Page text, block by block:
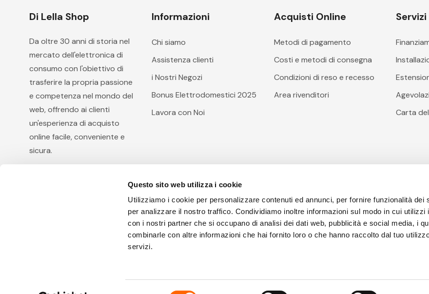
Questo sito web utilizza i cookie
Utilizziamo i cookie per personalizzare contenuti ed annunci, per fornire funzionalità dei
per analizzare il nostro traffico. Condividiamo inoltre informazioni sul modo in cui utilizzi
con i nostri partner che si occupano di analisi dei dati web, pubblicità e social media, i
combinarle con altre informazioni che hai fornito loro o che hanno raccolto dal tuo
servizi.
Di Lella Shop
Da oltre 30 anni di storia nel
mercato dell'elettronica di
consumo con l'obiettivo di
trasferire la propria passione
e competenza nel mondo del
web, offrendo ai clienti
un'esperienza di acquisto
online facile, conveniente e
sicura.
Informazioni
Chi siamo
Assistenza clienti
i Nostri Negozi
Bonus Elettrodomestici 2025
Lavora con Noi
Acquisti Online
Metodi di pagamento
Costi e metodi di consegna
Condizioni di reso e recesso
Area rivenditori
Servizi
Carta
Arcobaleno Hi.Fi. S.r.l, via Diocleziano 105, 80125 Napoli(NA), Codice Fiscale, Partita I.V.A e Iscrizione al
I.V. - R.E.A.: 801371 E' vietata la riproduzione anche parziale l © Copyright Arcobaleno Hi.Fi. S.r.l. 2023 | Tutti i
Hirooks